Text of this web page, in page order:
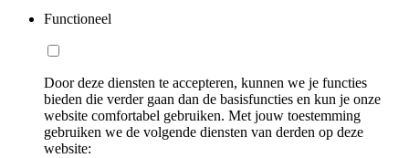
Functioneel
Door deze diensten te accepteren, kunnen we je functies
bieden die verder gaan dan de basisfuncties en kun je onze
website comfortabel gebruiken. Met jouw toestemming
gebruiken we de volgende diensten van derden op deze
website: